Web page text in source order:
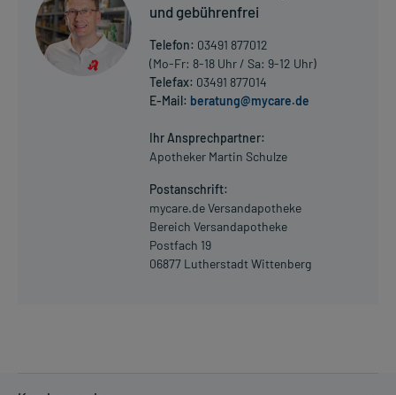
und gebührenfrei
Telefon: 03491 877012
(Mo-Fr: 8-18 Uhr / Sa: 9-12 Uhr)
Telefax: 03491 877014
E-Mail: beratung@mycare.de
Ihr Ansprechpartner:
Apotheker Martin Schulze
Postanschrift:
mycare.de Versandapotheke
Bereich Versandapotheke
Postfach 19
06877 Lutherstadt Wittenberg